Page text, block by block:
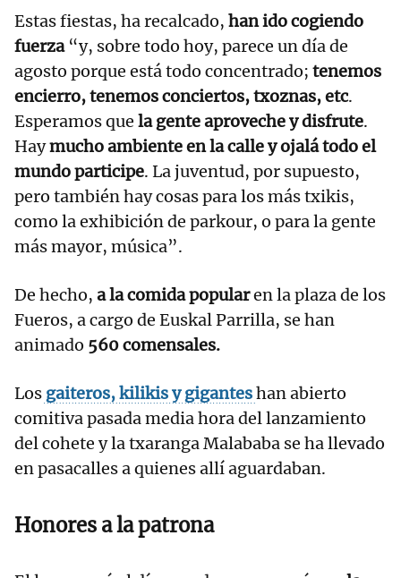
Estas fiestas, ha recalcado, han ido cogiendo
fuerza“y, sobre todo hoy, parece un día de
agosto porque está todo concentrado; tenemos
encierro, tenemos conciertos, txoznas, etc.
Esperamos que la gente aproveche y disfrute.
Haymucho ambiente en la calle y ojalá todo el
mundo participe. La juventud, por supuesto,
pero también hay cosas para los más txikis,
como la exhibición de parkour, o para la gente
más mayor, música”.
De hecho, a la comida popularen la plaza de los
Fueros, a cargo de Euskal Parrilla, se han
animado 560 comensales.
Los gaiteros, kilikis y giganteshan abierto
comitiva pasada media hora del lanzamiento
del cohete y la txaranga Malababa se ha llevado
en pasacalles a quienes allí aguardaban.
Honores a la patrona